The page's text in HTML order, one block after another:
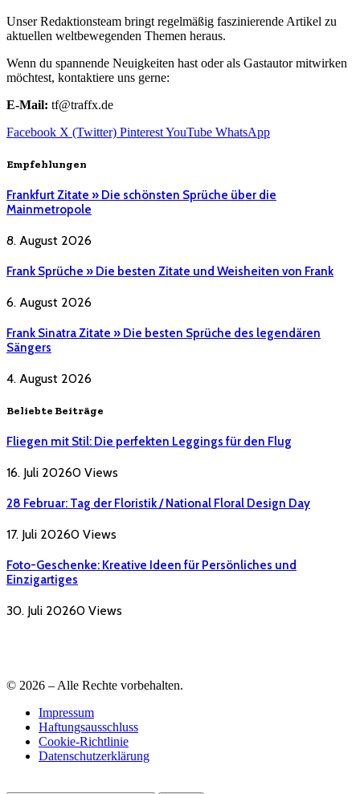
Unser Redaktionsteam bringt regelmäßig faszinierende Artikel zu
aktuellen weltbewegenden Themen heraus.
Wenn du spannende Neuigkeiten hast oder als Gastautor mitwirken
möchtest, kontaktiere uns gerne:
E-Mail: tf@traffx.de
Facebook X (Twitter) PinterestYouTube WhatsApp
Empfehlungen
Frankfurt Zitate » Die schönsten Sprüche über die
Mainmetropole
8. August 2026
Frank Sprüche » Die besten Zitate und Weisheiten von Frank
6. August 2026
Frank Sinatra Zitate » Die besten Sprüche des legendären
Sängers
4. August 2026
Beliebte Beiträge
Fliegen mit Stil: Die perfekten Leggings für den Flug
16. Juli 20260 Views
28 Februar: Tag der Floristik / National Floral Design Day
17. Juli 20260 Views
Foto-Geschenke: Kreative Ideen für Persönliches und
Einzigartiges
30. Juli 20260 Views
© 2026 – Alle Rechte vorbehalten.
Impressum
Haftungsausschluss
Cookie-Richtlinie
Datenschutzerklärung